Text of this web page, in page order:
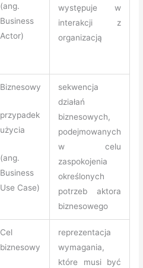
(ang.
Business
Actor)
występuje w
interakcji z
organizacją
Biznesowy
przypadek
użycia
(ang.
Business
Use Case)
sekwencja
działań
biznesowych,
podejmowanych
w celu
zaspokojenia
określonych
potrzeb aktora
biznesowego
Cel
biznesowy
reprezentacja
wymagania,
które musi być